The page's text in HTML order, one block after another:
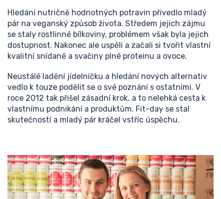
Hledání nutričně hodnotných potravin přivedlo mladý
pár na veganský způsob života. Středem jejich zájmu
se staly rostlinné bílkoviny, problémem však byla jejich
dostupnost. Nakonec ale uspěli a začali si tvořit vlastní
kvalitní snídaně a svačiny plné proteinu a ovoce.
Neustálé ladění jídelníčku a hledání nových alternativ
vedlo k touze podělit se o své poznání s ostatními. V
roce 2012 tak přišel zásadní krok, a to nelehká cesta k
vlastnímu podnikání a produktům. Fit-day se stal
skutečností a mladý pár kráčel vstříc úspěchu.